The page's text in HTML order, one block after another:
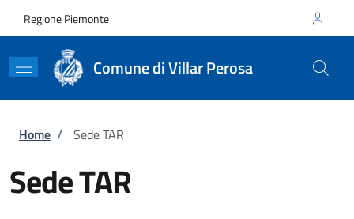
Regione Piemonte
Comune di Villar Perosa
Briciole di pane
Home / Sede TAR
Sede TAR